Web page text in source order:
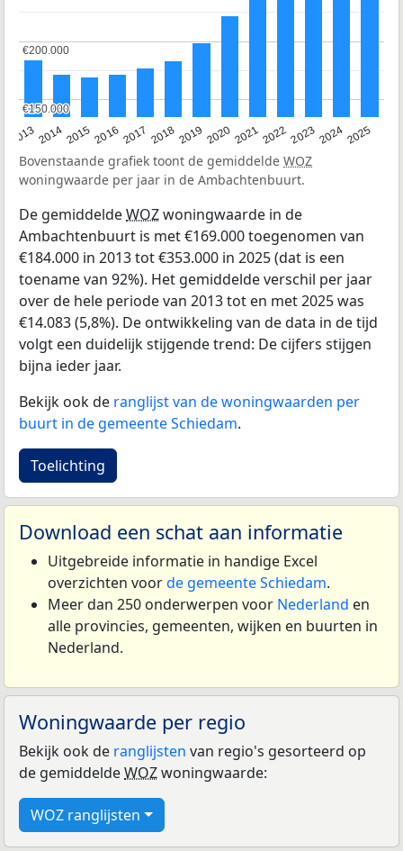
20132014201520162017 20182019 202020212022202320242025
€150.000
€150.000
€200.000
€200.000
Bovenstaande grafiek toont de gemiddelde WOZ
woningwaarde per jaar in de Ambachtenbuurt.
De gemiddeldeWOZwoningwaarde in de
Ambachtenbuurt is met €169.000 toegenomen van
€184.000 in 2013 tot €353.000 in 2025 (dat is een
toename van 92%). Het gemiddelde verschil per jaar
over de hele periode van 2013 tot en met 2025 was
€14.083 (5,8%). De ontwikkeling van de data in de tijd
volgt een duidelijk stijgende trend: De cijfers stijgen
bijna ieder jaar.
Bekijk ook de ranglijst van de woningwaarden per
buurt in de gemeente Schiedam.
Toelichting
Download een schat aan informatie
Uitgebreide informatie in handige Excel
overzichten voorde gemeente Schiedam.
Meer dan 250 onderwerpen voor Nederland en
alle provincies, gemeenten, wijken en buurten in
Nederland.
Woningwaarde per regio
Bekijk ook de ranglijsten van regio's gesorteerd op
de gemiddeldeWOZwoningwaarde:
WOZ ranglijsten